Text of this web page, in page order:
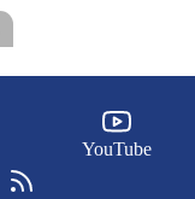
YouTube